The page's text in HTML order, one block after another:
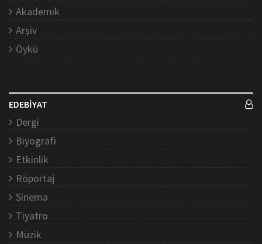
Akademik
Arşiv
Öykü
EDEBİYAT
Dergi
Biyografi
Etkinlik
Röportaj
Sinema
Tiyatro
Müzik